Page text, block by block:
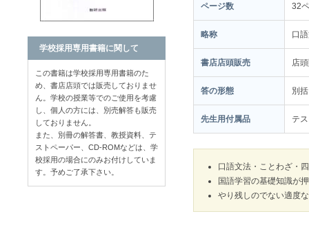
ページ数 32
略称 口
書店店頭販売 店
答の形態 別
先生用付属品 テ
口語文法・ことわざ・
国語学習の基礎知識が
やり残しのでない適度
学校採用専用書籍に関して
この書籍は学校採用専用書籍のた
め、書店店頭では販売しておりませ
ん。学校の授業等でのご使用を考慮
し、個人の方には、別売解答も販売
しておりません。
また、別冊の解答書、教授資料、テ
ストペーパー、CD-ROMなどは、学
校採用の場合にのみお付けしていま
す。予めご了承下さい。